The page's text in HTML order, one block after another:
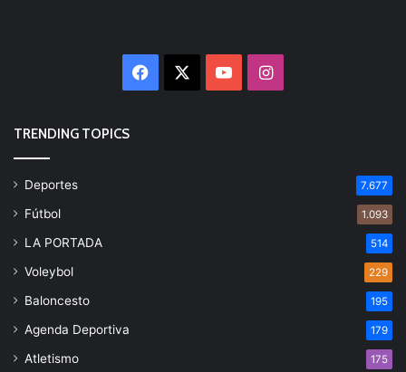
Facebook YouTubeInstagram
TRENDING TOPICS
Deportes 7.677
Fútbol 1.093
LA PORTADA 514
Voleybol 229
Baloncesto 195
Agenda Deportiva 179
Atletismo 175